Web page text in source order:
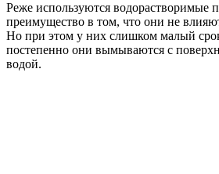
Реже используются водорастворимые
преимущество в том, что они не
Но при этом у них слишком малый
постепенно они вымываются с
водой.